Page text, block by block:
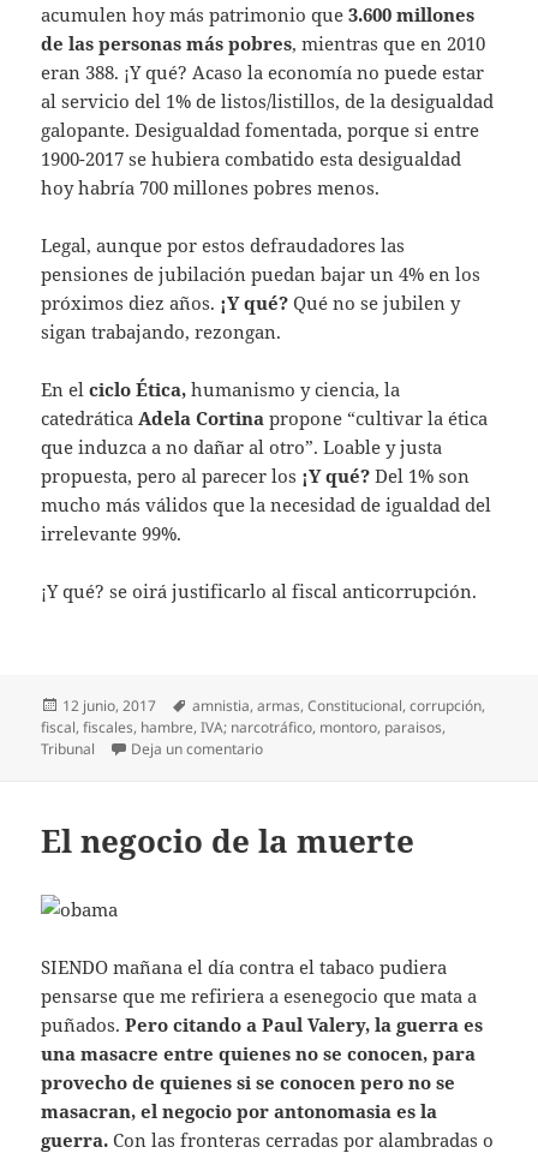
acumulen hoy más patrimonio que3.600 millones
de las personas más pobres, mientras que en 2010
eran 388. ¡Y qué? Acaso la economía no puede estar
al servicio del 1% de listos/listillos, de la desigualdad
galopante. Desigualdad fomentada, porque si entre
1900-2017 se hubiera combatido esta desigualdad
hoy habría 700 millones pobres menos.
Legal, aunque por estos defraudadores las
pensiones de jubilación puedan bajar un 4% en los
próximos diez años. ¡Y qué? Qué no se jubilen y
sigan trabajando, rezongan.
En elciclo Ética, humanismo y ciencia, la
catedrática Adela Cortina propone “cultivar la ética
que induzca a no dañar al otro”. Loable y justa
propuesta, pero al parecer los ¡Y qué? Del 1% son
mucho más válidos que la necesidad de igualdad del
irrelevante 99%.
¡Y qué? se oirá justificarlo al fiscal anticorrupción.
Publicado
el
12 junio, 2017 Etiquetas
amnistia,armas,Constitucional,corrupción,
fiscal,fiscales, hambre,IVA; narcotráfico, montoro, paraisos,
Tribunal
Deja un comentarioen ¡Y quuueeeé?
El negocio de la muerte
SIENDO mañana el día contra el tabaco pudiera
pensarse que me refiriera a esenegocio que mata a
puñados.Pero citando a Paul Valery, la guerra es
una masacre entre quienes no se conocen, para
provecho de quienes si se conocen pero no se
masacran, el negocio por antonomasia es la
guerra. Con las fronteras cerradas por alambradas o